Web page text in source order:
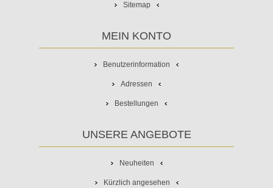
Sitemap
MEIN KONTO
Benutzerinformation
Adressen
Bestellungen
UNSERE ANGEBOTE
Neuheiten
Kürzlich angesehen